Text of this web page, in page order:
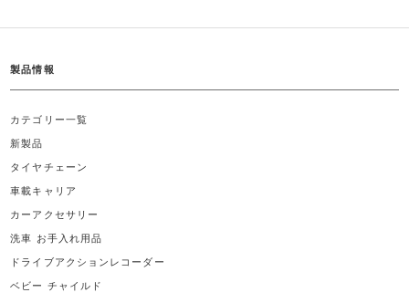
製品情報
カテゴリー一覧
新製品
タイヤチェーン
車載キャリア
カーアクセサリー
洗車 お手入れ用品
ドライブアクションレコーダー
ベビー チャイルド